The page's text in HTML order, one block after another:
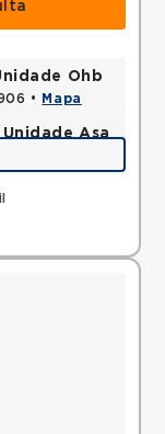
Ohb
• Mapa
Asa
•Mapa